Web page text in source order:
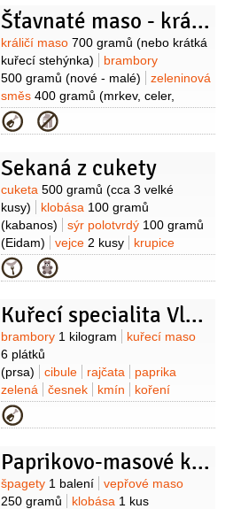
Šťavnaté maso - králík
Suroviny
králičí maso 700 gramů (nebo krátká
kuřecí stehýnka)
brambory
500 gramů (nové - malé)
zeleninová
směs 400 gramů (mrkev, celer,
petržel, čerstvý fenykl)
Vegeta
pepř černý(čerstvě
Kategorie
Sekaná z cukety
Suroviny
cuketa 500 gramů (cca 3 velké
kusy)
klobása 100 gramů
(kabanos)
sýr polotvrdý 100 gramů
(Eidam)
vejce 2 kusy
krupice
200 gramů
polohrubá2 lžíce
strouhanka
Kategorie
Kuřecí specialita Vladimíra Hrona
Suroviny
brambory 1 kilogram
kuřecí maso
6 plátků
(prsa)
cibule rajčata
paprika
zelená
česnek kmín
koření
Vegeta
(kondenzované)1 plechovka (Tatra )
Kategorie
Paprikovo-masové kuličky
Suroviny
špagety 1 balení
vepřové maso
250 gramů
klobása 1 kus